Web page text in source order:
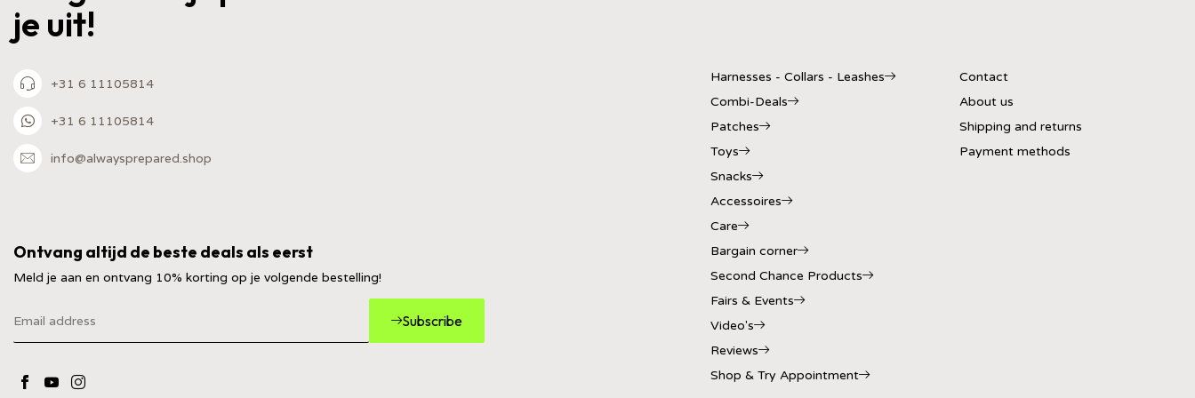
je uit!
+31 6 11105814
+31 6 11105814
info@alwaysprepared.shop
Ontvang altijd de beste deals als eerst
Meld je aan en ontvang 10% korting op je volgende bestelling!
Subscribe
Harnesses - Collars - Leashes
Combi-Deals
Patches
Toys
Snacks
Accessoires
Care
Bargain corner
Second Chance Products
Fairs & Events
Video's
Reviews
Shop & Try Appointment
Contact
About us
Shipping and returns
Payment methods